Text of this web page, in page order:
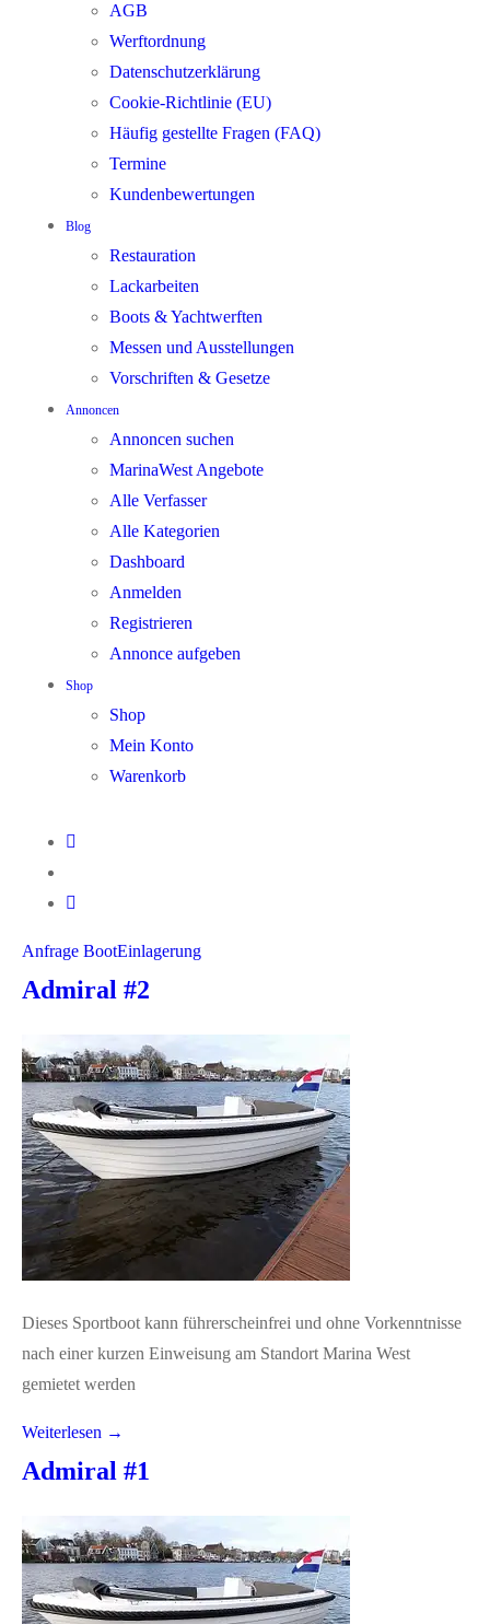
AGB
Werftordnung
Datenschutzerklärung
Cookie-Richtlinie (EU)
Häufig gestellte Fragen (FAQ)
Termine
Kundenbewertungen
Blog
Restauration
Lackarbeiten
Boots & Yachtwerften
Messen und Ausstellungen
Vorschriften & Gesetze
Annoncen
Annoncen suchen
MarinaWest Angebote
Alle Verfasser
Alle Kategorien
Dashboard
Anmelden
Registrieren
Annonce aufgeben
Shop
Shop
Mein Konto
Warenkorb
Anfrage BootEinlagerung
Admiral #2
Dieses Sportboot kann führerscheinfrei und ohne Vorkenntnisse
nach einer kurzen Einweisung am Standort Marina West
gemietet werden
Weiterlesen →
Admiral #1